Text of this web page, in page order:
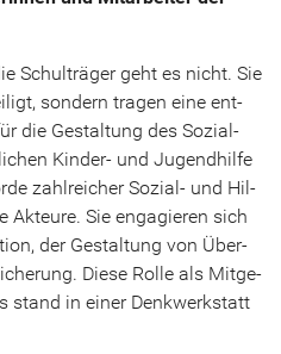
Schul­trä­ger geht es nicht. Sie
son­dern tra­gen eine ent­
die Ge­stal­tung des So­zi­al­
Kinder-​ und Ju­gend­hil­fe
zahl­rei­cher Sozial-​ und Hil­
Ak­teu­re. Sie en­ga­gie­ren sich
der Ge­stal­tung von Über­
Diese Rolle als Mit­ge­
stand in einer Denk­werk­statt